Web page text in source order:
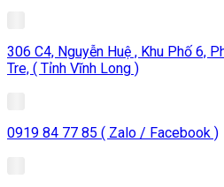
306 C4, Nguyễn Huệ , Khu Phố 6,
Tre, ( Tỉnh Vĩnh Long )
0919 84 77 85 ( Zalo / Facebook )